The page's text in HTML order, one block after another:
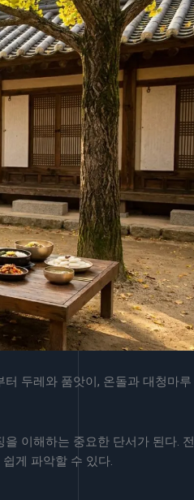
두레와 품앗이, 온돌과 대청마루
이해하는 중요한 단서가 된다. 전
게 파악할 수 있다.